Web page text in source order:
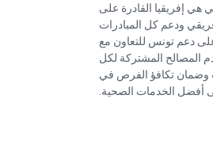
هي إفريقيا القادرة على
ودعم كل المبادرات
دعم تونس للتعاون مع
المصالح المشتركة لكل
وضمان تكافؤ الفرص في
أفضل الخدمات الصحية.